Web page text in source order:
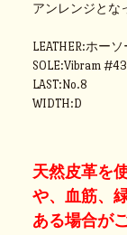
アンレンジとな
LEATHER:ホー
SOLE:Vibram
LAST:No.8
WIDTH:D
天然皮革を
や、血筋、
ある場合が